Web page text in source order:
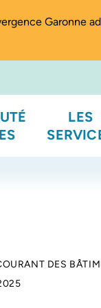
Garonne
LES
DES